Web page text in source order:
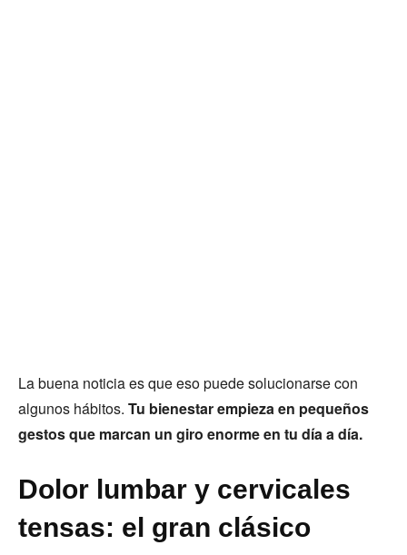
La buena noticia es que eso puede solucionarse con
algunos hábitos. Tu bienestar empieza en pequeños
gestos que marcan un giro enorme en tu día a día.
Dolor lumbar y cervicales
tensas: el gran clásico